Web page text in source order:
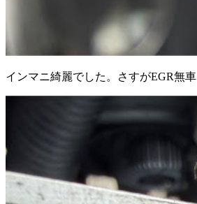
インマニ綺麗でした。さすがEGR無車